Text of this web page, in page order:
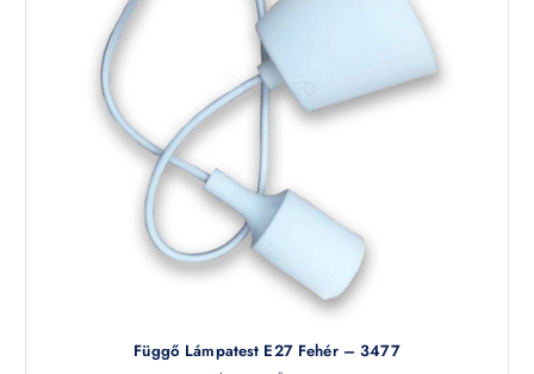
Függő Lámpatest E27 Fehér – 3477